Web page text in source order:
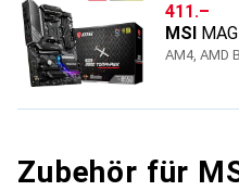
CHF
411.–
MSI
AM4, AMD
Zubehör für